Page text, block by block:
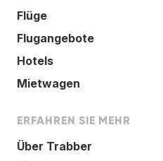
Flüge
Flugangebote
Hotels
Mietwagen
ERFAHREN SIE MEHR
Über Trabber